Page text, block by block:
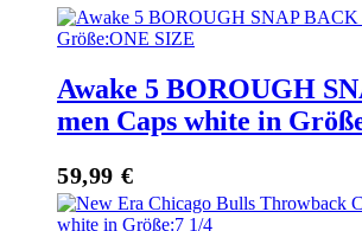
Awake 5 BOROUGH
men Caps white in
59,99 €